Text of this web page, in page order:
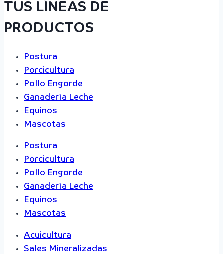
TUS LÍNEAS DE
PRODUCTOS
Postura
Porcicultura
Pollo Engorde
Ganadería Leche
Equinos
Mascotas
Postura
Porcicultura
Pollo Engorde
Ganadería Leche
Equinos
Mascotas
Acuicultura
Sales Mineralizadas